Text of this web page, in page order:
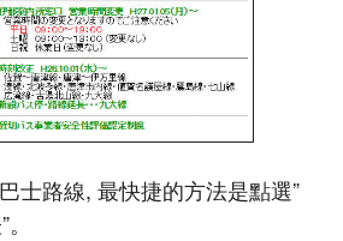
士路線, 最快捷的方法是點選”